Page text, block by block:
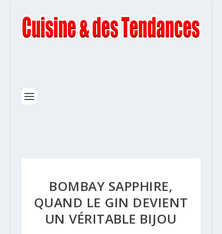
BOMBAY SAPPHIRE,
QUAND LE GIN DEVIENT
UN VÉRITABLE BIJOU